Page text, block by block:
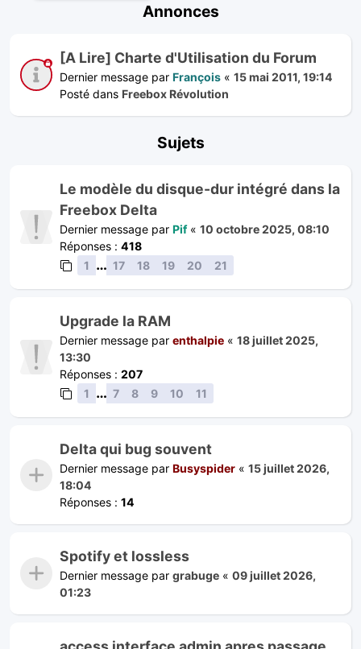
Annonces
[A Lire] Charte d'Utilisation du Forum
Dernier message par François « 15 mai 2011, 19:14
Posté dans Freebox Révolution
Sujets
Le modèle du disque-dur intégré dans la
Freebox Delta
Dernier message par Pif« 10 octobre 2025, 08:10
Réponses : 418
1
… 17 18 19 20 21
Upgrade la RAM
Dernier message par enthalpie « 18 juillet 2025,
13:30
Réponses : 207
1
… 7 8 9 10 11
Delta qui bug souvent
Dernier message par Busyspider « 15 juillet 2026,
18:04
Réponses : 14
Spotify et lossless
Dernier message par grabuge « 09 juillet 2026,
01:23